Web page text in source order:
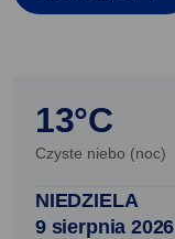
13°C
Czyste niebo (noc)
NIEDZIELA
9 sierpnia 2026